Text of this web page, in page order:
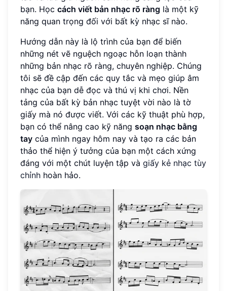
bạn. Học cách viết bản nhạc rõ ràng là một kỹ
năng quan trọng đối với bất kỳ nhạc sĩ nào.
Hướng dẫn này là lộ trình của bạn để biến
những nét vẽ nguệch ngoạc hỗn loạn thành
những bản nhạc rõ ràng, chuyên nghiệp. Chúng
tôi sẽ đề cập đến các quy tắc và mẹo giúp âm
nhạc của bạn dễ đọc và thú vị khi chơi. Nền
tảng của bất kỳ bản nhạc tuyệt vời nào là tờ
giấy mà nó được viết. Với các kỹ thuật phù hợp,
bạn có thể nâng cao kỹ năng soạn nhạc bằng
tay của mình ngay hôm nay và tạo ra các bản
thảo thể hiện ý tưởng của bạn một cách xứng
đáng với một chút luyện tập và giấy kẻ nhạc tùy
chỉnh hoàn hảo.